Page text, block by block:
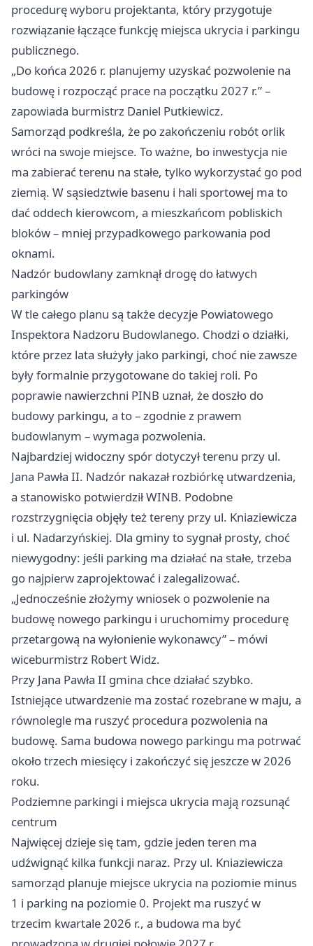
procedurę wyboru projektanta, który przygotuje
rozwiązanie łączące funkcję miejsca ukrycia i parkingu
publicznego.
„Do końca 2026 r. planujemy uzyskać pozwolenie na
budowę i rozpocząć prace na początku 2027 r.” –
zapowiada burmistrz Daniel Putkiewicz.
Samorząd podkreśla, że po zakończeniu robót orlik
wróci na swoje miejsce. To ważne, bo inwestycja nie
ma zabierać terenu na stałe, tylko wykorzystać go pod
ziemią. W sąsiedztwie basenu i hali sportowej ma to
dać oddech kierowcom, a mieszkańcom pobliskich
bloków – mniej przypadkowego parkowania pod
oknami.
Nadzór budowlany zamknął drogę do łatwych
parkingów
W tle całego planu są także decyzje Powiatowego
Inspektora Nadzoru Budowlanego. Chodzi o działki,
które przez lata służyły jako parkingi, choć nie zawsze
były formalnie przygotowane do takiej roli. Po
poprawie nawierzchni PINB uznał, że doszło do
budowy parkingu, a to – zgodnie z prawem
budowlanym – wymaga pozwolenia.
Najbardziej widoczny spór dotyczył terenu przy ul.
Jana Pawła II. Nadzór nakazał rozbiórkę utwardzenia,
a stanowisko potwierdził WINB. Podobne
rozstrzygnięcia objęły też tereny przy ul. Kniaziewicza
i ul. Nadarzyńskiej. Dla gminy to sygnał prosty, choć
niewygodny: jeśli parking ma działać na stałe, trzeba
go najpierw zaprojektować i zalegalizować.
„Jednocześnie złożymy wniosek o pozwolenie na
budowę nowego parkingu i uruchomimy procedurę
przetargową na wyłonienie wykonawcy” – mówi
wiceburmistrz Robert Widz.
Przy Jana Pawła II gmina chce działać szybko.
Istniejące utwardzenie ma zostać rozebrane w maju, a
równolegle ma ruszyć procedura pozwolenia na
budowę. Sama budowa nowego parkingu ma potrwać
około trzech miesięcy i zakończyć się jeszcze w 2026
roku.
Podziemne parkingi i miejsca ukrycia mają rozsunąć
centrum
Najwięcej dzieje się tam, gdzie jeden teren ma
udźwignąć kilka funkcji naraz. Przy ul. Kniaziewicza
samorząd planuje miejsce ukrycia na poziomie minus
1 i parking na poziomie 0. Projekt ma ruszyć w
trzecim kwartale 2026 r., a budowa ma być